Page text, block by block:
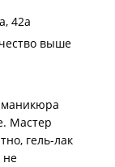
42а
выше
маникюра
Мастер
гель-лак
не